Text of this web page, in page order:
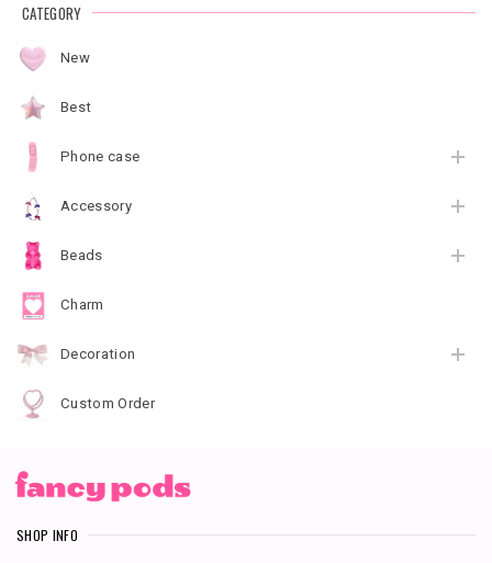
CATEGORY
New
Best
Phone case
Accessory
Beads
Charm
Decoration
Custom Order
SHOP INFO